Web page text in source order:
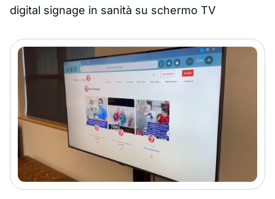
digital signage in sanità su schermo TV